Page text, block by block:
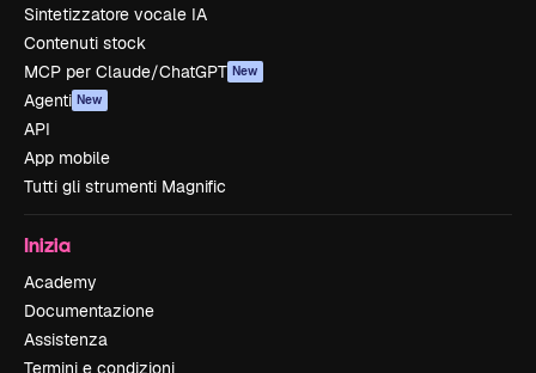
Sintetizzatore vocale IA
Contenuti stock
MCP per Claude/ChatGPT New
Agenti New
API
App mobile
Tutti gli strumenti Magnific
Inizia
Academy
Documentazione
Assistenza
Termini e condizioni